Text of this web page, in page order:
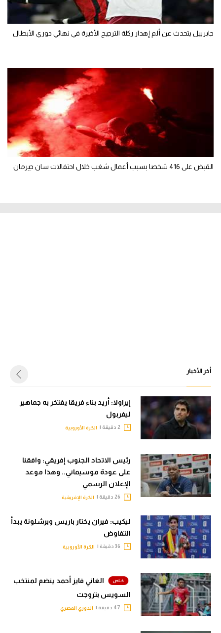
جابرييل يتحدث عن ألم إهدار ركلة الترجيح الأخيرة في نهائي دوري الأبطال
القبض على 416 شخصا بسبب أعمال شغب خلال احتفالات سان جيرمان
أخر الأخبار
إيراولا: أريد بناء فريقا يفتخر به جماهير
ليفربول
الكرة الأوروبية
رئيس الاتحاد الجنوب إفريقي: وافقنا
على عودة موسيماني.. وهذا موعد
الإعلان الرسمي
الكرة الإفريقية
ليكيب: فيران يختار باريس وبرشلونة يبدأ
التفاوض
الكرة الأوروبية
الغاني فايز أحمد ينضم لمنتخب
السويس بتروجت
الدوري المصري